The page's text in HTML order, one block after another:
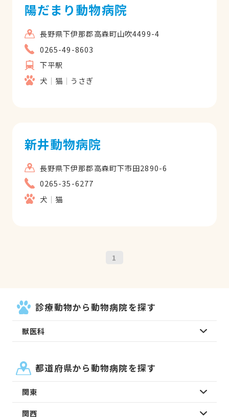
陽だまり動物病院
長野県下伊那郡高森町山吹4499-4
0265-49-8603
下平駅
犬
猫 うさぎ
新井動物病院
長野県下伊那郡高森町下市田2890-6
0265-35-6277
犬
猫
1
診療動物から動物病院を探す
獣医科
都道府県から動物病院を探す
関東
関西